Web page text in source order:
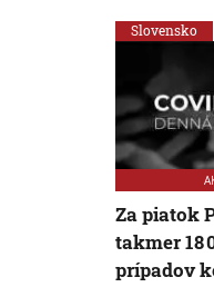
Slovensko
Za piatok
takmer 18
prípadov